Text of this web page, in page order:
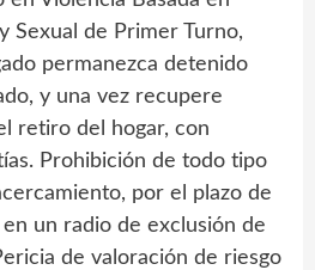
Sexual de Primer Turno,
permanezca detenido
y una vez recupere
retiro del hogar, con
Prohibición de todo tipo
por el plazo de
un radio de exclusión de
de valoración de riesgo